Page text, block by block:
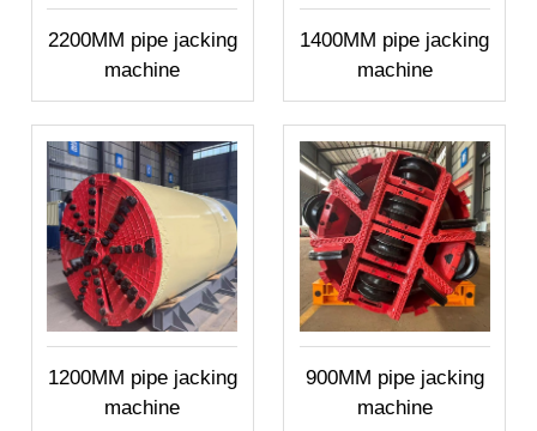
2200MM pipe jacking
machine
1400MM pipe jacking
machine
1200MM pipe jacking
machine
900MM pipe jacking
machine